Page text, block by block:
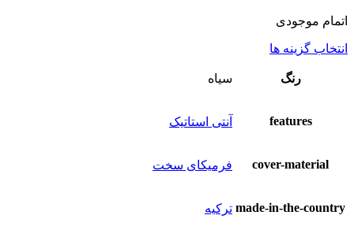
اتمام موجودی
انتخاب گزینه ها
رنگ سياه
features آنتی استاتیک
cover-material فرمیکای سخت
made-in-the-country ترکیه